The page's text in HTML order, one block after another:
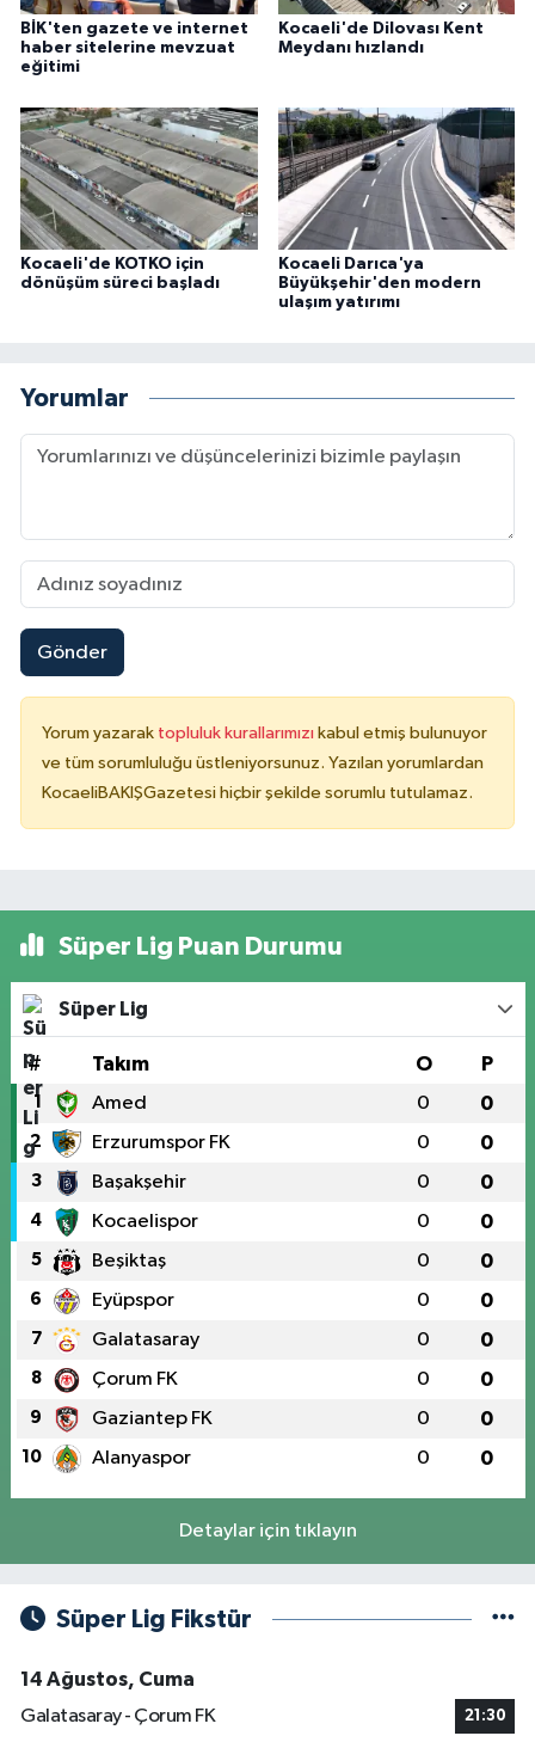
BİK'ten gazete ve internet
haber sitelerine mevzuat
eğitimi
Kocaeli'de Dilovası Kent
Meydanı hızlandı
Kocaeli'de KOTKO için
dönüşüm süreci başladı
Kocaeli Darıca'ya
Büyükşehir'den modern
ulaşım yatırımı
Yorumlar
Gönder
Yorum yazarak topluluk kurallarımızı kabul etmiş bulunuyor
ve tüm sorumluluğu üstleniyorsunuz. Yazılan yorumlardan
KocaeliBAKIŞGazetesi hiçbir şekilde sorumlu tutulamaz.
Süper Lig Puan Durumu
Süper Lig
# Takım O P
1 Amed 0 0
2 Erzurumspor FK 0 0
3 Başakşehir 0 0
4 Kocaelispor 0 0
5 Beşiktaş 0 0
6 Eyüpspor 0 0
7 Galatasaray 0 0
8 Çorum FK 0 0
9 Gaziantep FK 0 0
10 Alanyaspor 0 0
Detaylar için tıklayın
Süper Lig Fikstür
14 Ağustos, Cuma
Galatasaray - Çorum FK
21:30